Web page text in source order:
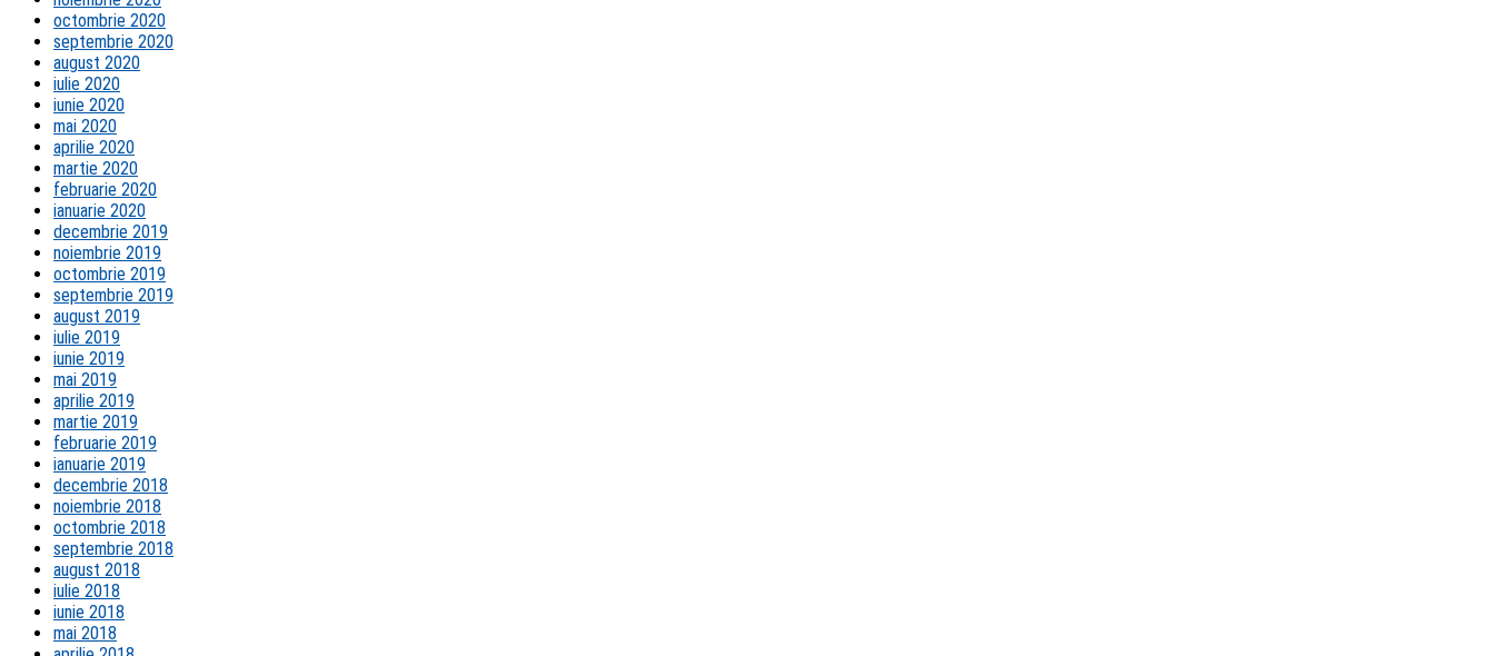
octombrie 2020
septembrie 2020
august 2020
iulie 2020
iunie 2020
mai 2020
aprilie 2020
martie 2020
februarie 2020
ianuarie 2020
decembrie 2019
noiembrie 2019
octombrie 2019
septembrie 2019
august 2019
iulie 2019
iunie 2019
mai 2019
aprilie 2019
martie 2019
februarie 2019
ianuarie 2019
decembrie 2018
noiembrie 2018
octombrie 2018
septembrie 2018
august 2018
iulie 2018
iunie 2018
mai 2018